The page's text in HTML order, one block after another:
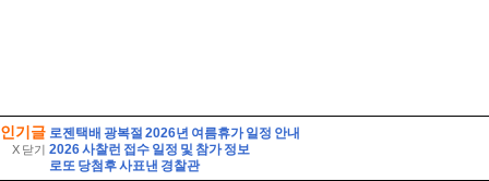
인기글
X 닫기
로젠택배 광복절 2026년 여름휴가 일정 안내
2026 사찰런 접수 일정 및 참가 정보
로또 당첨후 사표낸 경찰관